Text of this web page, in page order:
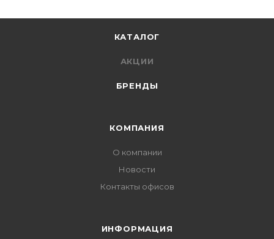
КАТАЛОГ
АКЦИИ
БРЕНДЫ
КОМПАНИЯ
О компании
Новости
Контакты офисов
ИНФОРМАЦИЯ